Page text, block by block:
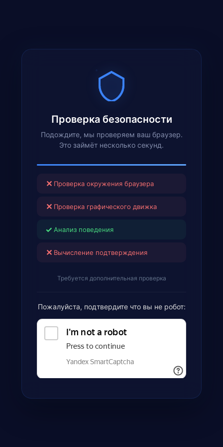
Проверка безопасности
Подождите, мы проверяем ваш браузер.
Это займёт несколько секунд.
✕ Проверка окружения браузера
✕ Проверка графического движка
✓ Анализ поведения
✕ Вычисление подтверждения
Требуется дополнительная проверка
Пожалуйста, подтвердите что вы не робот: